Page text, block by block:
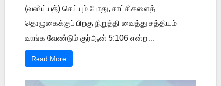
(வஸிய்யத்) செய்யும் போது, சாட்சிகளைத்
தொழுகைக்குப் பிறகு நிறுத்தி வைத்து சத்தியம்
வாங்க வேண்டும் குர்ஆன் 5:106 என்ற ...
Read More